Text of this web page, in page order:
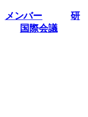
メンバー
研
国際会議